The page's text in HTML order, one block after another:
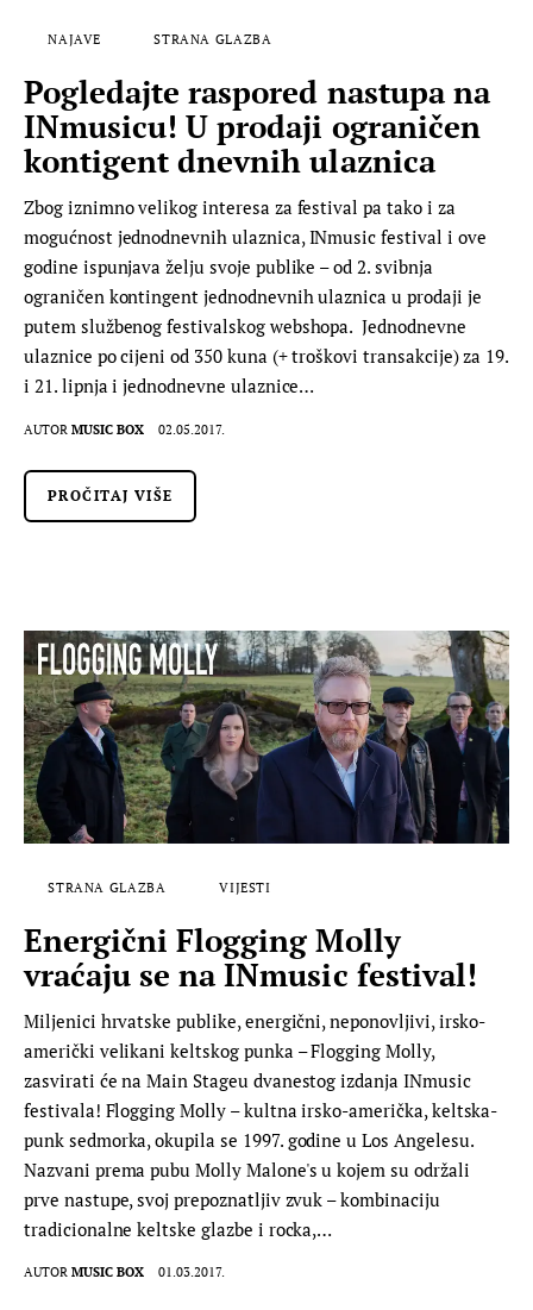
NAJAVE STRANA GLAZBA
Pogledajte raspored nastupa na
INmusicu! U prodaji ograničen
kontigent dnevnih ulaznica
Zbog iznimno velikog interesa za festival pa tako i za
mogućnost jednodnevnih ulaznica, INmusic festival i ove
godine ispunjava želju svoje publike – od 2. svibnja
ograničen kontingent jednodnevnih ulaznica u prodaji je
putem službenog festivalskog webshopa. Jednodnevne
ulaznice po cijeni od 350 kuna (+ troškovi transakcije) za 19.
i 21. lipnja i jednodnevne ulaznice…
AUTOR MUSIC BOX 02.05.2017.
PROČITAJ VIŠE
STRANA GLAZBA VIJESTI
Energični Flogging Molly
vraćaju se na INmusic festival!
Miljenici hrvatske publike, energični, neponovljivi, irsko-
američki velikani keltskog punka – Flogging Molly,
zasvirati će na Main Stageu dvanestog izdanja INmusic
festivala! Flogging Molly – kultna irsko-američka, keltska-
punk sedmorka, okupila se 1997. godine u Los Angelesu.
Nazvani prema pubu Molly Malone's u kojem su održali
prve nastupe, svoj prepoznatljiv zvuk – kombinaciju
tradicionalne keltske glazbe i rocka,…
AUTOR MUSIC BOX 01.03.2017.